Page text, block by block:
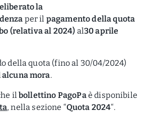
la
per il pagamento della quota
(relativa al 2024) al30aprile
della quota (fino al 30/04/2024)
alcuna mora.
ilbollettino PagoPaè disponibile
, nella sezione “Quota 2024“.